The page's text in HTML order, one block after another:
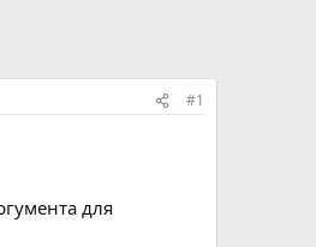
#1
для